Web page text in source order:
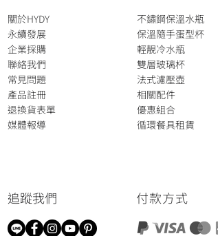
關於HYDY
永續發展
企業採購
聯絡我們
​常見問題
​​產品註冊
退換貨表單
​媒體報導
不鏽鋼保溫水瓶
保溫隨手蛋型杯
輕靚冷水瓶
雙層玻璃杯
法式濾壓壺​
​相關配件
​優惠組合
循環餐具租賃
​追蹤我們 付款方式